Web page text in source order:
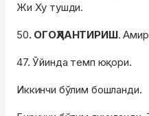
Жи Ху тушди.
50. ОГОҲЛАНТИРИШ.
47. Ўйинда темп юқори.
Иккинчи бўлим бошланди.